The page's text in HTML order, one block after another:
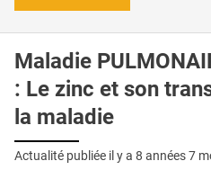
Maladie
: Le zinc et son
la maladie
Actualité publiée il y a 8 années 7